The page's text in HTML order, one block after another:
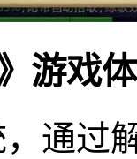
游戏
通过